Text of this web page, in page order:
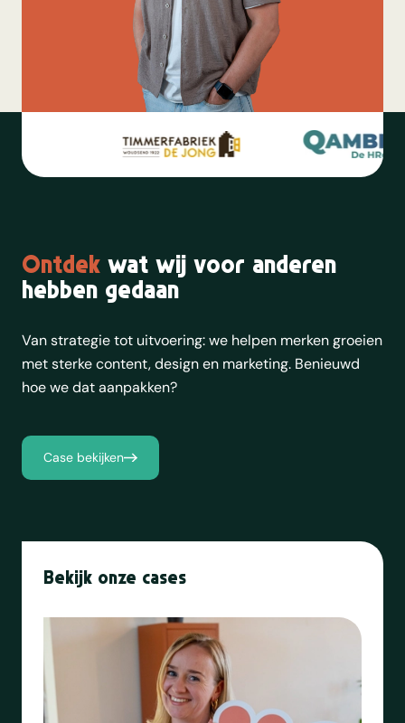
Ontdek wat wij voor anderen
hebben gedaan
Van strategie tot uitvoering: we helpen merken groeien
met sterke content, design en marketing. Benieuwd
hoe we dat aanpakken?
Case bekijken
Bekijk onze cases